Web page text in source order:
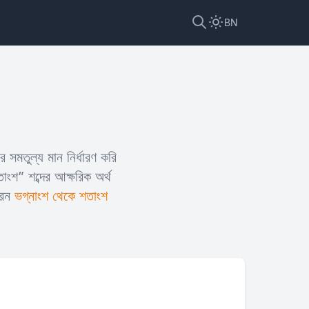
BN
মান নির্ধারণ করি
শব্দের আক্ষরিক অর্থ
ভগ্নাংশ থেকে শতাংশ